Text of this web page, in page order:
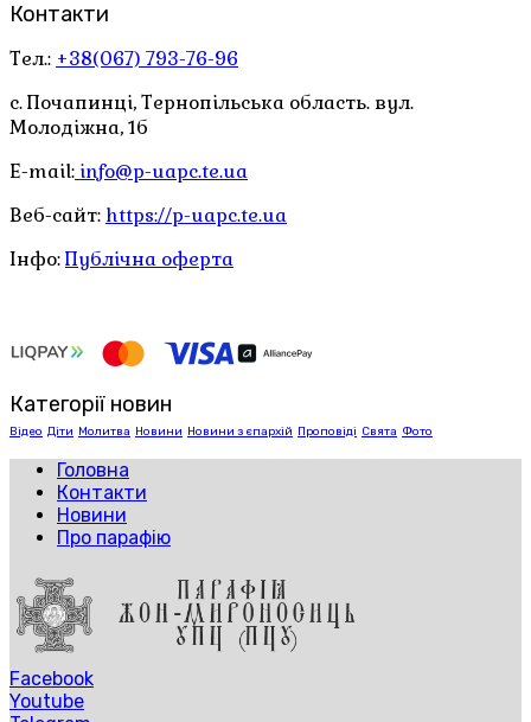
Контакти
Тел.: +38(067) 793-76-96
с. Почапинці, Тернопільська область. вул.
Молодіжна, 1б
E-mail: info@p-uapc.te.ua
Веб-сайт: https://p-uapc.te.ua
Інфо:Публічна оферта
Категорії новин
Відео Діти Молитва Новини Новини з єпархій Проповіді Свята Фото
Головна
Контакти
Новини
Про парафію
Facebook
Youtube